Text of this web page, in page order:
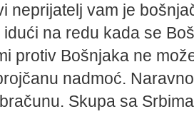
neprijatelj vam je
na redu kada se
protiv Bošnjaka ne
nadmoć.
Skupa sa